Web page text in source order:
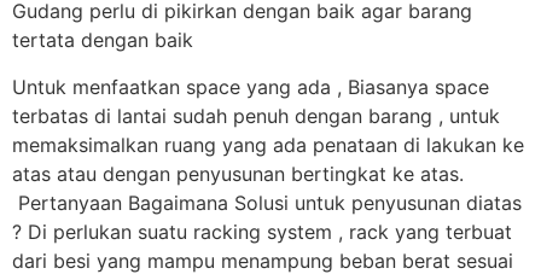
Gudang perlu di pikirkan dengan baik agar barang
tertata dengan baik
Untuk menfaatkan space yang ada , Biasanya space
terbatas di lantai sudah penuh dengan barang , untuk
memaksimalkan ruang yang ada penataan di lakukan ke
atas atau dengan penyusunan bertingkat ke atas.
Pertanyaan Bagaimana Solusi untuk penyusunan diatas
? Di perlukan suatu racking system , rack yang terbuat
dari besi yang mampu menampung beban berat sesuai